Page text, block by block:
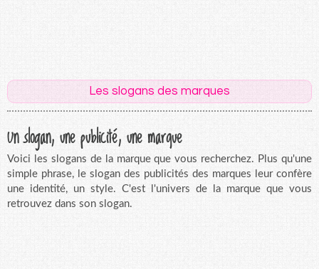
Les slogans des marques
Un slogan, une publicité, une marque
Voici les slogans de la marque que vous recherchez. Plus qu'une
simple phrase, le slogan des publicités des marques leur confère
une identité, un style. C'est l'univers de la marque que vous
retrouvez dans son slogan.